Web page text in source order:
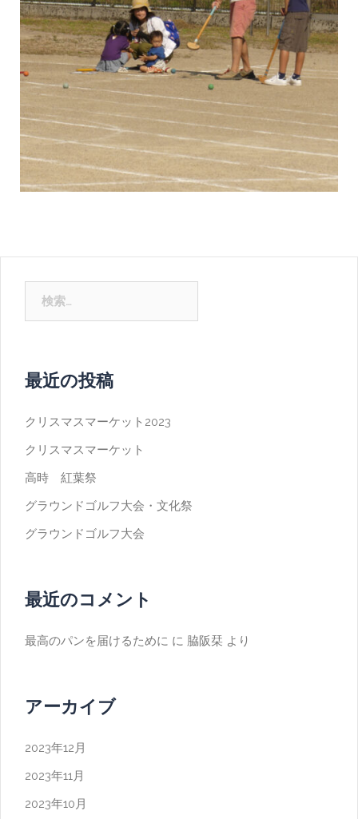
最近の投稿
クリスマスマーケット2023
クリスマスマーケット
高時 紅葉祭
グラウンドゴルフ大会・文化祭
グラウンドゴルフ大会
最近のコメント
最高のパンを届けるために に 脇阪栞 より
アーカイブ
2023年12月
2023年11月
2023年10月